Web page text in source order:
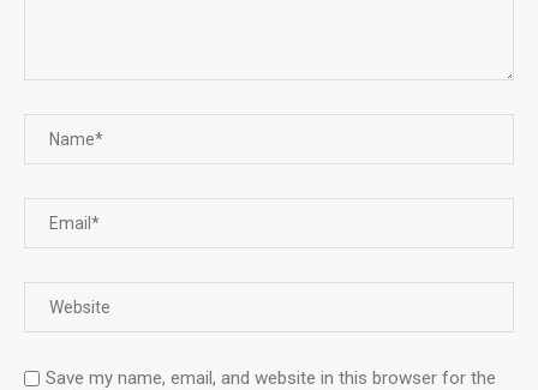
Save my name, email, and website in this browser for the